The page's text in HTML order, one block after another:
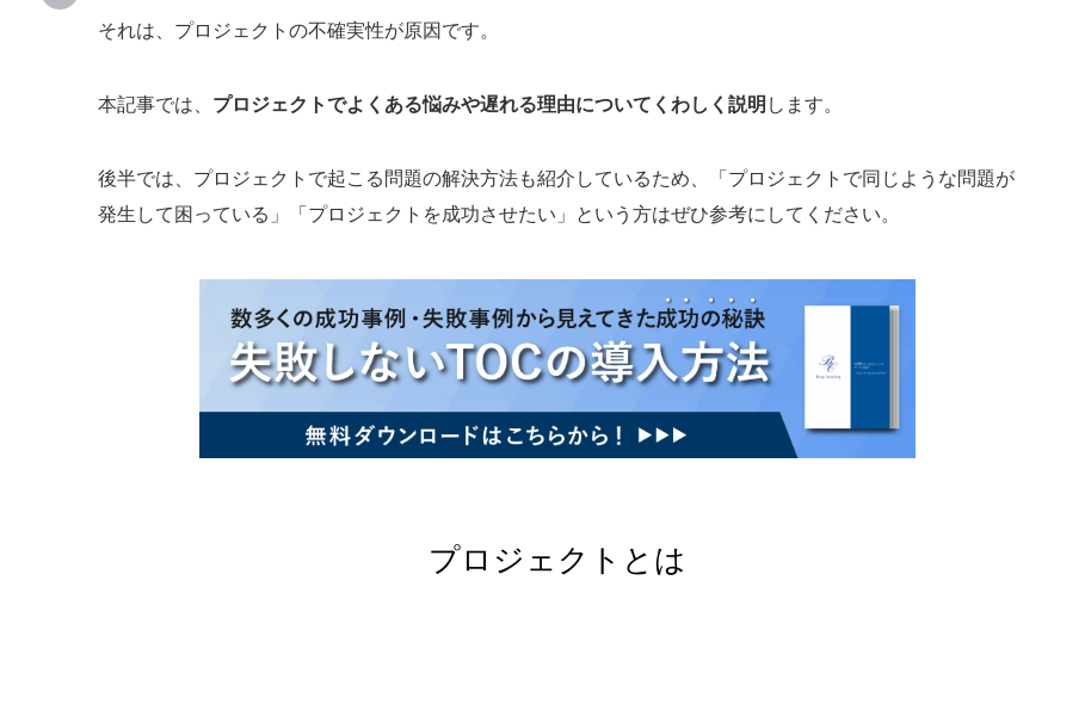
それは、プロジェクトの不確実性が原因です。
本記事では、 プロジェクトでよくある悩みや遅れる理由についてくわしく説明 します。
後半では、プロジェクトで起こる問題の解決方法も紹介しているため、「プロジェクトで同じような問題が
発生して困っている」「プロジェクトを成功させたい」という方はぜひ参考にしてください。
プロジェクトとは